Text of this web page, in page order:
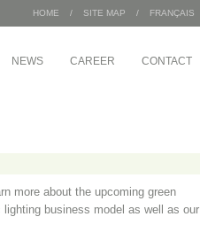
HOME / SITE MAP / FRANÇAIS
NEWS CAREER CONTACT
Bœuf Mérite
Bonduelle
more about the upcoming green
business model as well as our